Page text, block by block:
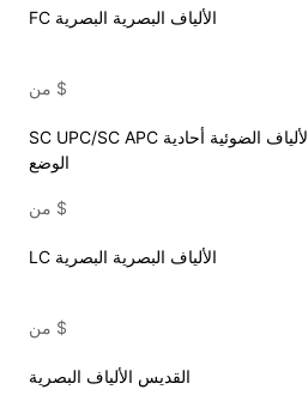
FC الألياف البصرية البصرية
$
SC UPC/SC APC ضفيرة الألياف الضوئية أحادية
الوضع
$
LC الألياف البصرية البصرية
$
القديس الألياف البصرية